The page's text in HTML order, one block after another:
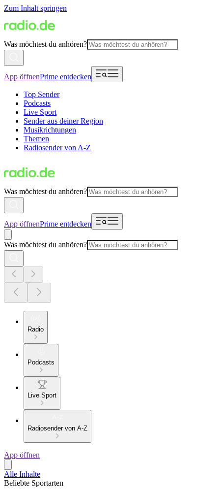
Zum Inhalt springen
Was möchtest du anhören?
App öffnenPrime entdecken
Top Sender
Podcasts
Live Sport
Sender aus deiner Region
Musikrichtungen
Themen
Radiosender von A-Z
Was möchtest du anhören?
App öffnenPrime entdecken
Was möchtest du anhören?
Radio
Podcasts
Live Sport
Radiosender von A-Z
App öffnen
Alle Inhalte
Beliebte Sportarten